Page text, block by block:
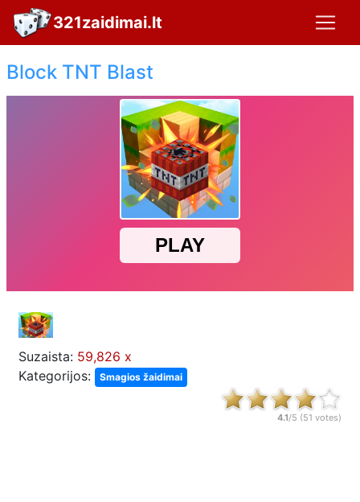
321zaidimai.lt
Block TNT Blast
Suzaista: 59,826 x
Kategorijos:
Smagios žaidimai
4.1/5 (51 votes)